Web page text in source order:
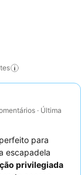
· Última
para
escapadela
privilegiada